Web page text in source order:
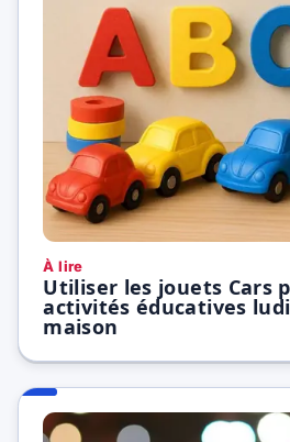
À lire
Utiliser les jouets Cars
activités éducatives
maison